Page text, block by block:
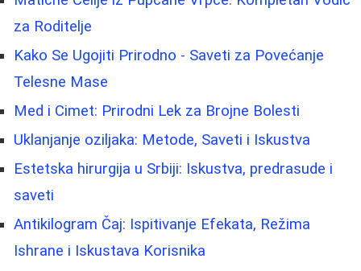
za Roditelje
Kako Se Ugojiti Prirodno - Saveti za Povećanje
Telesne Mase
Med i Cimet: Prirodni Lek za Brojne Bolesti
Uklanjanje oziljaka: Metode, Saveti i Iskustva
Estetska hirurgija u Srbiji: Iskustva, predrasude i
saveti
Antikilogram Čaj: Ispitivanje Efekata, Režima
Ishrane i Iskustava Korisnika